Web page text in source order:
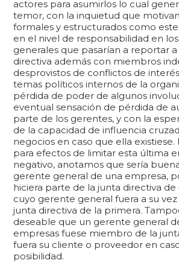
actores para asumirlos lo cual
temor, con la inquietud que
formales y estructurados como
en el nivel de responsabilidad en
generales que pasarían a reportar
directiva además con miembros
desprovistos de conflictos de
temas políticos internos de la
pérdida de poder de algunos
eventual sensación de pérdida de
parte de los gerentes, y con la
de la capacidad de influencia
negocios en caso que ella
para efectos de limitar esta última
negativo, anotamos que sería
gerente general de una empresa,
hiciera parte de la junta directiva
cuyo gerente general fuera a su
junta directiva de la primera.
deseable que un gerente general
empresas fuese miembro de la
fuera su cliente o proveedor en
posibilidad.